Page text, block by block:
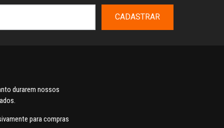
CADASTRAR
durarem nossos
para compras